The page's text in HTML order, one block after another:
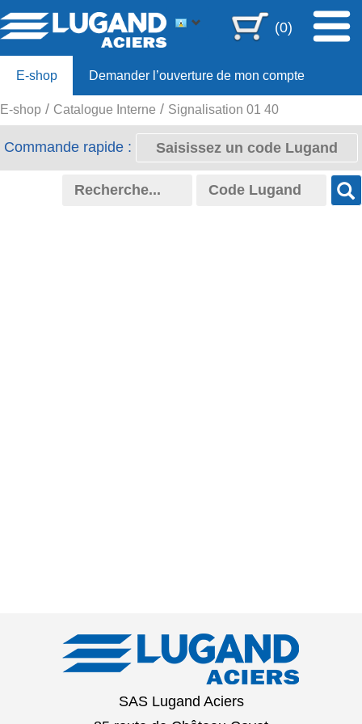
(0)
E-shop Demander l’ouverture de mon compte
Offre 80ans
E-shop Catalogue Interne Signalisation 01 40
Commande rapide :
SAS Lugand Aciers